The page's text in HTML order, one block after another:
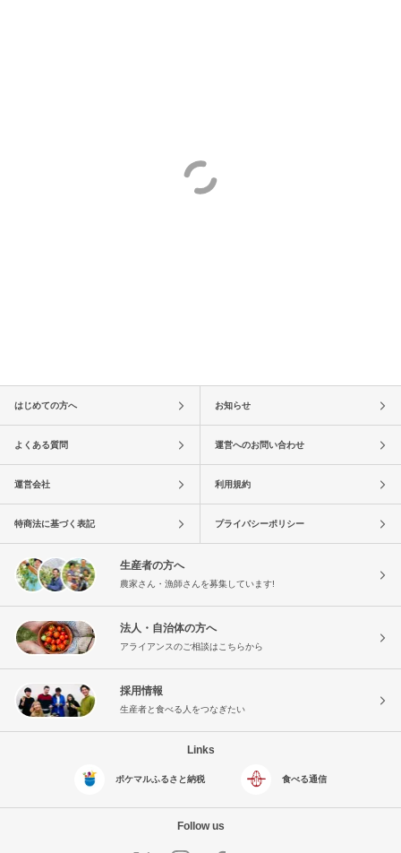
はじめての方へ お知らせ
よくある質問 運営へのお問い合わせ
運営会社 利用規約
特商法に基づく表記 プライバシーポリシー
生産者の方へ
農家さん・漁師さんを募集しています!
法人・自治体の方へ
アライアンスのご相談はこちらから
採用情報
生産者と食べる人をつなぎたい
Links
ポケマルふるさと納税 食べる通信
Follow us